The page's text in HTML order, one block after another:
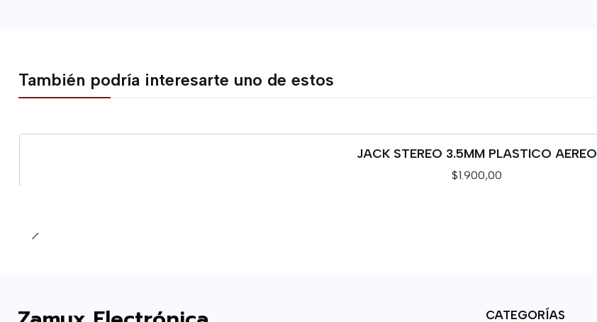
También podría interesarte uno de estos
JACK STEREO 3.5MM PLASTICO AEREO
$1.900,00
CATEGORÍAS